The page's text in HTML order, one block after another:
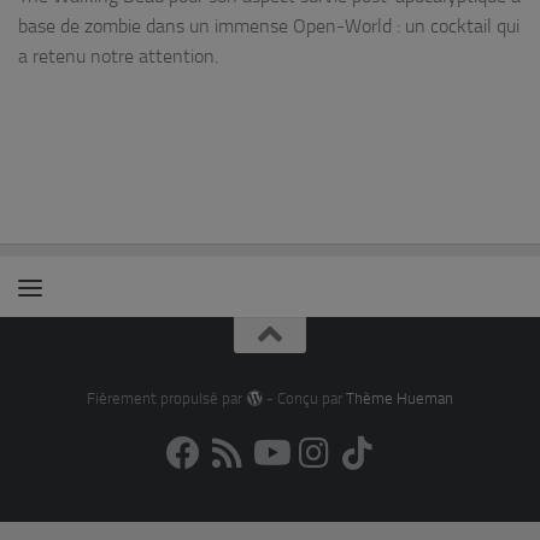
base de zombie dans un immense Open-World : un cocktail qui
a retenu notre attention.
Fièrement propulsé par - Conçu par Thème Hueman